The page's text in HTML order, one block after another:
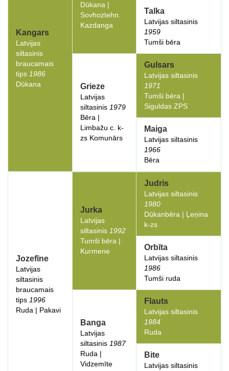
Kangars
Latvijas
siltasinis
braucamais
tips 1986
Dūkana
Dūkana |
Sovhoztehn.
Kazdanga
Talka
Latvijas siltasinis
1959
Tumši bēra
Grieze
Latvijas
siltasinis 1979
Bēra |
Limbažu c. k-
zs Komunārs
Gulsars
Latvijas siltasinis
1971
Tumši bēra |
Siguldas ZPS
Maiga
Latvijas siltasinis
1966
Bēra
Jozefīne
Latvijas
siltasinis
braucamais
tips 1996
Ruda | Pakavi
Jurka
Latvijas
siltasinis 1992
Tumši bēra |
Kurmene
Judris
Latvijas siltasinis
1980
Dūkanbēra | Ļeņina
k-zs
Orbīta
Latvijas siltasinis
1986
Tumši ruda
Banga
Latvijas
siltasinis 1987
Ruda |
Vidzemīte
Flauts
Latvijas siltasinis
1984
Ruda
Bite
Latvijas siltasinis